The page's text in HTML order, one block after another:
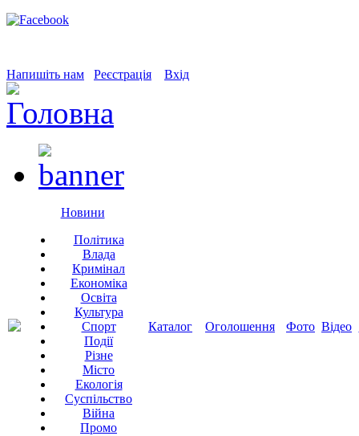
Напишіть нам Реєстрація Вхід
Новини
Політика
Влада
Кримінал
Економіка
Освіта
Культура
Спорт
Події
Різне
Місто
Екологія
Суспільство
Війна
Промо
Каталог Оголошення Фото Відео